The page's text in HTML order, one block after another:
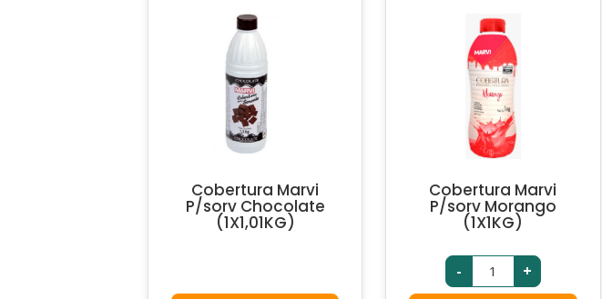
Cobertura Marvi
P/sorv Chocolate
(1X1,01KG)
Cobertura Marvi
P/sorv Morango
(1X1KG)
- +